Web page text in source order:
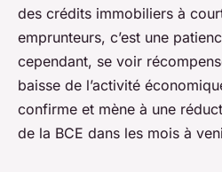
des crédits immobiliers à
emprunteurs, c’est une
cependant, se voir
baisse de l’activité
confirme et mène à une
de la BCE dans les mois à